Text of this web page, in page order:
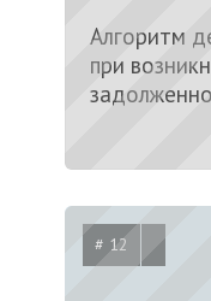
Алгоритм
при
# 12